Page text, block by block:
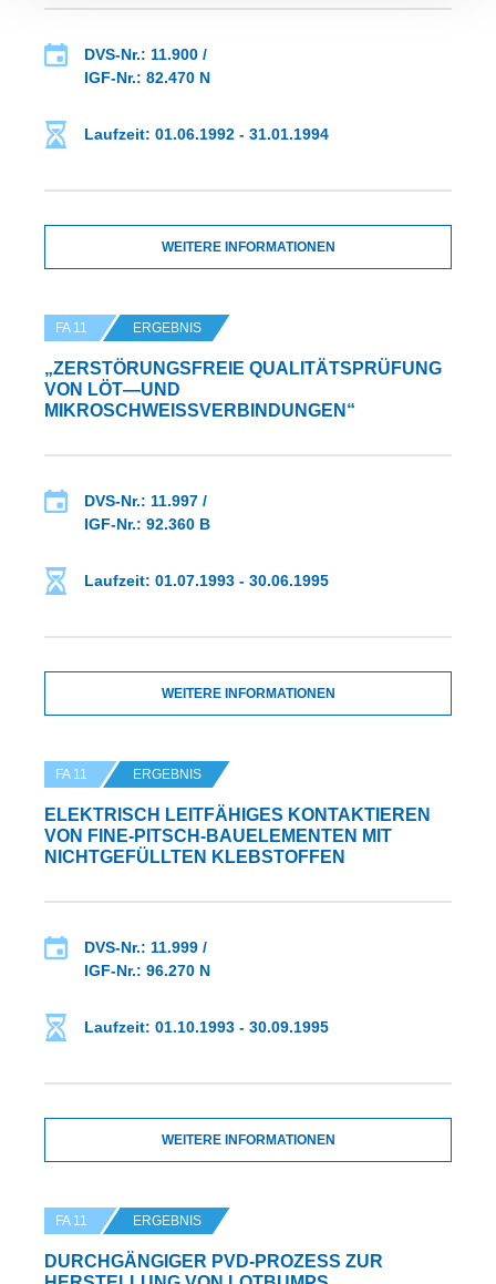
DVS-Nr.: 11.900 /
IGF-Nr.: 82.470 N
Laufzeit: 01.06.1992 - 31.01.1994
WEITERE INFORMATIONEN
FA 11 ERGEBNIS
„ZERSTÖRUNGSFREIE QUALITÄTSPRÜFUNG
VON LÖT—UND
MIKROSCHWEISSVERBINDUNGEN“
DVS-Nr.: 11.997 /
IGF-Nr.: 92.360 B
Laufzeit: 01.07.1993 - 30.06.1995
WEITERE INFORMATIONEN
FA 11 ERGEBNIS
ELEKTRISCH LEITFÄHIGES KONTAKTIEREN
VON FINE-PITSCH-BAUELEMENTEN MIT
NICHTGEFÜLLTEN KLEBSTOFFEN
DVS-Nr.: 11.999 /
IGF-Nr.: 96.270 N
Laufzeit: 01.10.1993 - 30.09.1995
WEITERE INFORMATIONEN
FA 11 ERGEBNIS
DURCHGÄNGIGER PVD-PROZESS ZUR